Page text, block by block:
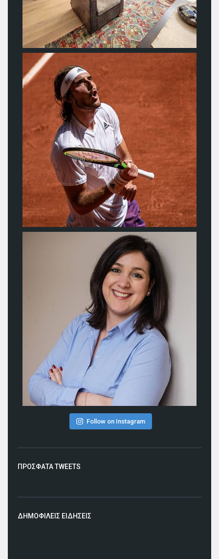
Follow on Instagram
ΠΡΟΣΦΑΤΑ TWEETS
ΔΗΜΟΦΙΛΕΙΣ ΕΙΔΗΣΕΙΣ